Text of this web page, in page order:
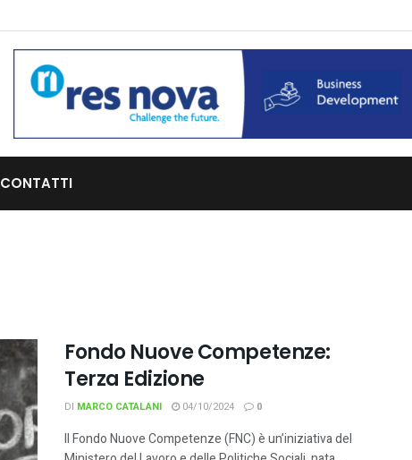
CONTATTI
Fondo Nuove Competenze:
Terza Edizione
DI MARCO CATALANI 04/10/2024 0
Il Fondo Nuove Competenze (FNC) è un’iniziativa del